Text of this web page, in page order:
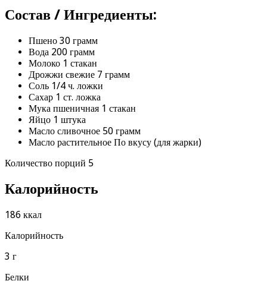
Состав / Ингредиенты:
Пшено 30 грамм
Вода 200 грамм
Молоко 1 стакан
Дрожжи свежие 7 грамм
Соль 1/4 ч. ложки
Сахар 1 ст. ложка
Мука пшеничная 1 стакан
Яйцо 1 штука
Масло сливочное 50 грамм
Масло растительное По вкусу (для жарки)
Количество порций 5
Калорийность
186 ккал
Калорийность
3 г
Белки